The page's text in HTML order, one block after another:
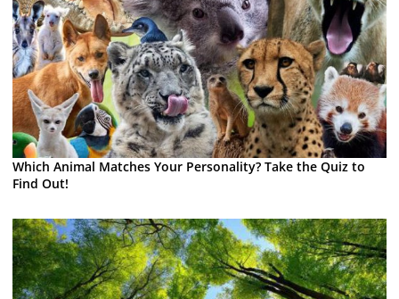
Which Animal Matches Your Personality? Take the Quiz to
Find Out!